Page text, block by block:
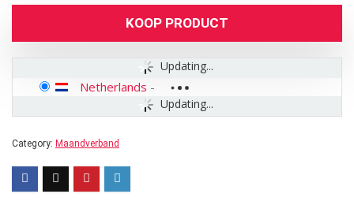
KOOP PRODUCT
Updating...
Updating...
Netherlands -
Category: Maandverband